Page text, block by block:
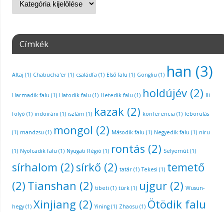
Címkék
Altaj (1) Chabucha'er(1) családfa (1) Első falu (1) Gongliu (1) han (3)
Harmadik falu (1) Hatodik falu (1) Hetedik falu (1) holdújév(2) Ili
folyó (1) indoiráni (1) iszlám (1) kazak(2) konferencia (1) leborulás
(1) mandzsu (1) mongol (2) Második falu (1) Negyedik falu (1) niru
(1) Nyolcadik falu (1) Nyugati Régió (1) rontás (2) Selyemút(1)
sírhalom (2) sírkő (2) tatár(1) Tekesi (1) temető
(2) Tianshan (2) tibeti (1) türk(1) ujgur(2) Wusun-
hegy(1) Xinjiang (2) Yining(1) Zhaosu (1) Ötödik falu